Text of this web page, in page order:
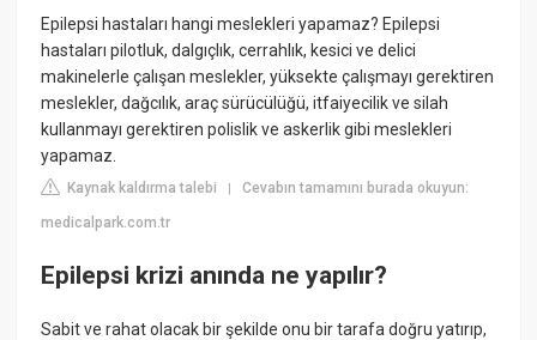
Epilepsi hastaları hangi meslekleri yapamaz? Epilepsi
hastaları pilotluk, dalgıçlık, cerrahlık, kesici ve delici
makinelerle çalışan meslekler, yüksekte çalışmayı gerektiren
meslekler, dağcılık, araç sürücülüğü, itfaiyecilik ve silah
kullanmayı gerektiren polislik ve askerlik gibi meslekleri
yapamaz.
Kaynak kaldırma talebi |Cevabın tamamını burada okuyun:
medicalpark.com.tr
Epilepsi krizi anında ne yapılır?
Sabit ve rahat olacak bir şekilde onu bir tarafa doğru yatırıp,